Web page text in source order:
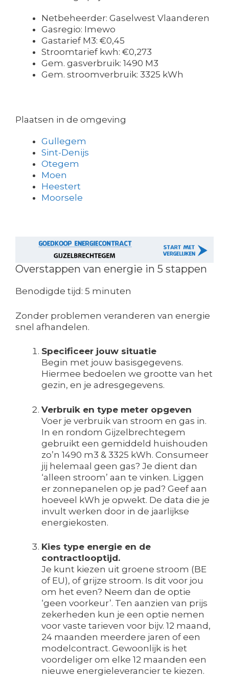
Netbeheerder: Gaselwest Vlaanderen
Gasregio: Imewo
Gastarief M3: €0,45
Stroomtarief kwh: €0,273
Gem. gasverbruik: 1490 M3
Gem. stroomverbruik: 3325 kWh
Plaatsen in de omgeving
Gullegem
Sint-Denijs
Otegem
Moen
Heestert
Moorsele
Overstappen van energie in 5 stappen
Benodigde tijd: 5 minuten
Zonder problemen veranderen van energie
snel afhandelen.
Specificeer jouw situatie
Begin met jouw basisgegevens.
Hiermee bedoelen we grootte van het
gezin, en je adresgegevens.
Verbruik en type meter opgeven
Voer je verbruik van stroom en gas in.
In en rondom Gijzelbrechtegem
gebruikt een gemiddeld huishouden
zo’n 1490 m3 & 3325 kWh. Consumeer
jij helemaal geen gas? Je dient dan
‘alleen stroom’ aan te vinken. Liggen
er zonnepanelen op je pad? Geef aan
hoeveel kWh je opwekt. De data die je
invult werken door in de jaarlijkse
energiekosten.
Kies type energie en de
contractlooptijd.
Je kunt kiezen uit groene stroom (BE
of EU), of grijze stroom. Is dit voor jou
om het even? Neem dan de optie
‘geen voorkeur’. Ten aanzien van prijs
zekerheden kun je een optie nemen
voor vaste tarieven voor bijv. 12 maand,
24 maanden meerdere jaren of een
modelcontract. Gewoonlijk is het
voordeliger om elke 12 maanden een
nieuwe energieleverancier te kiezen.